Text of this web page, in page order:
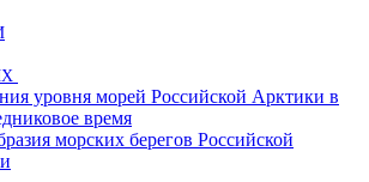
уровня морей Российской Арктики в
время
морских берегов Российской